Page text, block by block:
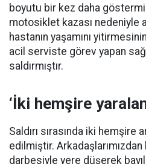
boyutu bir kez daha
motosiklet kazası nedeniyle
hastanın yaşamını
acil serviste görev yapan
saldırmıştır.
‘İki hemşire
Saldırı sırasında iki hemşire
edilmiştir. Arkadaşlarımızdan
darbesiyle yere düşerek